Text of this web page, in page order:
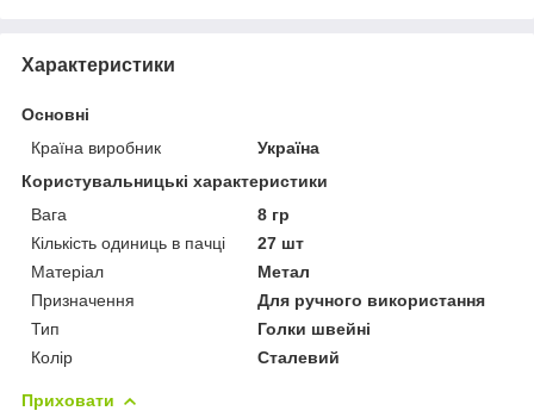
Характеристики
Основні
Країна виробник
Україна
Користувальницькі характеристики
Вага
8 гр
Кількість одиниць в пачці
27 шт
Матеріал
Метал
Призначення
Для ручного використання
Тип
Голки швейні
Колір
Сталевий
Приховати